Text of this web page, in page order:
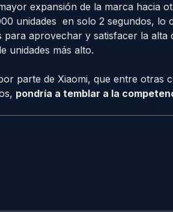
expansión de la marca hacia
unidades en solo 2 segundos, lo
aprovechar y satisfacer la alta
unidades más alto.
parte de Xiaomi, que entre otras
pondría a temblar a la